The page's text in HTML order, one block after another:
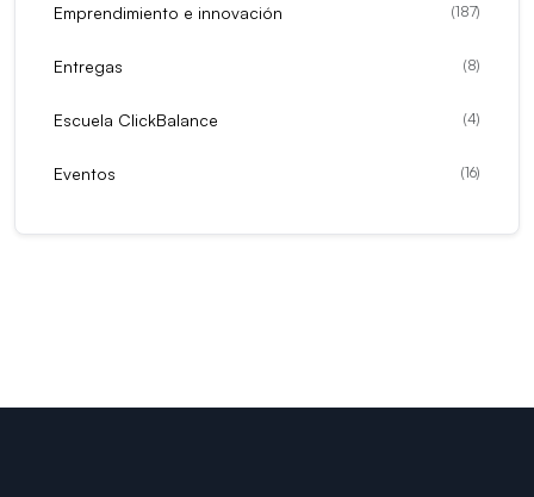
Emprendimiento e innovación (187)
Entregas (8)
Escuela ClickBalance (4)
Eventos (16)